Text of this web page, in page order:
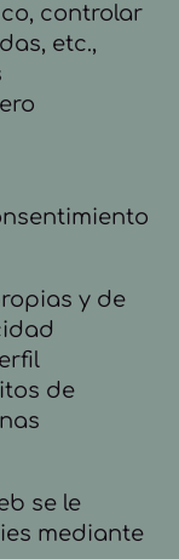
controlar
etc.,
y de
de
se le
mediante